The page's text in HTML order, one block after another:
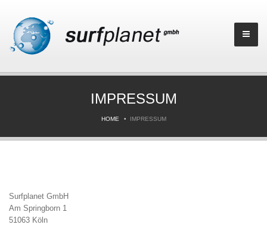
IMPRESSUM
HOME IMPRESSUM
Surfplanet GmbH
Am Springborn 1
51063 Köln